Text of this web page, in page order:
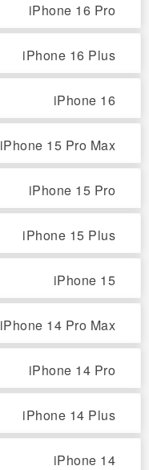
iPhone 16 Pro
iPhone 16 Plus
iPhone 16
iPhone 15 Pro Max
iPhone 15 Pro
iPhone 15 Plus
iPhone 15
iPhone 14 Pro Max
iPhone 14 Pro
iPhone 14 Plus
iPhone 14